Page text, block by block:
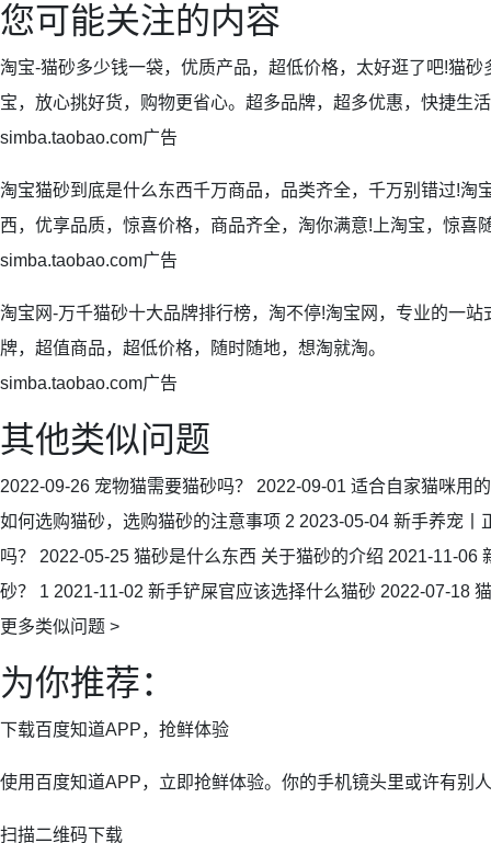
您可能关注的内容
淘宝-猫砂多少钱一袋，优质产品，超低价格，太好逛了吧!猫
宝，放心挑好货，购物更省心。超多品牌，超多优惠，快捷生
simba.taobao.com广告
淘宝猫砂到底是什么东西千万商品，品类齐全，千万别错过!淘
西，优享品质，惊喜价格，商品齐全，淘你满意!上淘宝，惊喜
simba.taobao.com广告
淘宝网-万千猫砂十大品牌排行榜，淘不停!淘宝网，专业的一
牌，超值商品，超低价格，随时随地，想淘就淘。
simba.taobao.com广告
其他类似问题
2022-09-26 宠物猫需要猫砂吗？ 2022-09-01 适合自家猫咪用
如何选购猫砂，选购猫砂的注意事项 2 2023-05-04 新手养宠丨
吗？ 2022-05-25 猫砂是什么东西 关于猫砂的介绍 2021-11-06
砂？ 1 2021-11-02 新手铲屎官应该选择什么猫砂 2022-07-18
更多类似问题 >
为你推荐：
下载百度知道APP，抢鲜体验
使用百度知道APP，立即抢鲜体验。你的手机镜头里或许有别
扫描二维码下载